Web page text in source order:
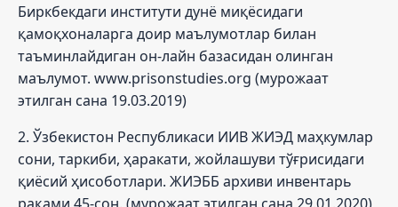
Биркбекдаги институти дунё миқёсидаги
қамоқхоналарга доир маълумотлар билан
таъминлайдиган он-лайн базасидан олинган
маълумот. www.prisonstudies.org (мурожаат
этилган сана 19.03.2019)
2. Ўзбекистон Республикаси ИИВ ЖИЭД маҳкумлар
сони, таркиби, ҳаракати, жойлашуви тўғрисидаги
қиёсий ҳисоботлари. ЖИЭББ архиви инвентарь
рақами 45-сон. (мурожаат этилган сана 29.01.2020)